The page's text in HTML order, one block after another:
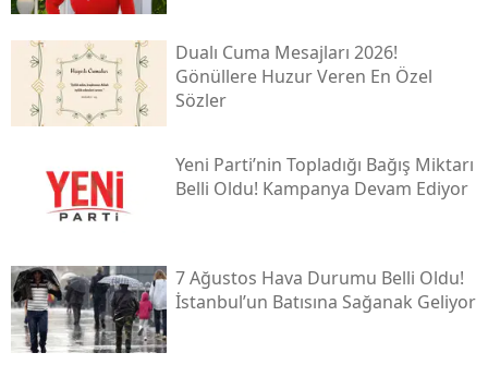
Dualı Cuma Mesajları 2026!
Gönüllere Huzur Veren En Özel
Sözler
Yeni̇ Parti’nin Topladığı Bağış Miktarı
Belli Oldu! Kampanya Devam Ediyor
7 Ağustos Hava Durumu Belli Oldu!
İstanbul’un Batısına Sağanak Geliyor